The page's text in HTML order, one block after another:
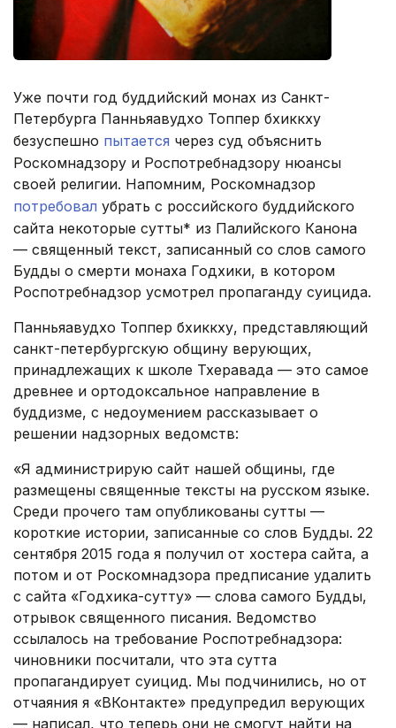
Уже почти год буддийский монах из Санкт-
Петербурга Панньяавудхо Топпер бхиккху
безуспешно пытается через суд объяснить
Роскомнадзору и Роспотребнадзору нюансы
своей религии. Напомним, Роскомнадзор
потребовал убрать с российского буддийского
сайта некоторые сутты* из Палийского Канона
— священный текст, записанный со слов самого
Будды о смерти монаха Годхики, в котором
Роспотребнадзор усмотрел пропаганду суицида.
Панньяавудхо Топпер бхиккху, представляющий
санкт-петербургскую общину верующих,
принадлежащих к школе Тхеравада — это самое
древнее и ортодоксальное направление в
буддизме, с недоумением рассказывает о
решении надзорных ведомств:
«Я администрирую сайт нашей общины, где
размещены священные тексты на русском языке.
Среди прочего там опубликованы сутты —
короткие истории, записанные со слов Будды. 22
сентября 2015 года я получил от хостера сайта, а
потом и от Роскомнадзора предписание удалить
с сайта «Годхика-сутту» — слова самого Будды,
отрывок священного писания. Ведомство
ссылалось на требование Роспотребнадзора:
чиновники посчитали, что эта сутта
пропагандирует суицид. Мы подчинились, но от
отчаяния я «ВКонтакте» предупредил верующих
— написал, что теперь они не смогут найти на